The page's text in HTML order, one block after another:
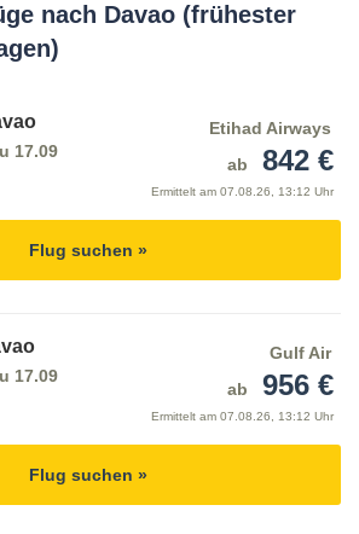
nach Davao (frühester
17.09
Etihad Airways
ab
842 €
Ermittelt am 07.08.26, 13:12 Uhr
Flug suchen »
17.09
Gulf Air
ab
956 €
Ermittelt am 07.08.26, 13:12 Uhr
Flug suchen »